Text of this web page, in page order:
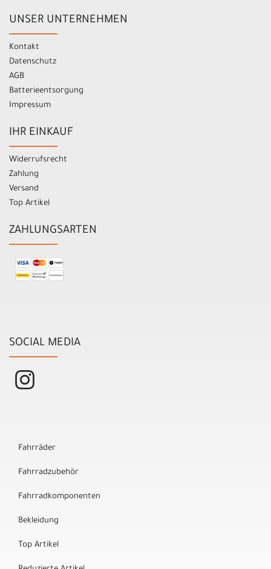
UNSER UNTERNEHMEN
Kontakt
Datenschutz
AGB
Batterieentsorgung
Impressum
IHR EINKAUF
Widerrufsrecht
Zahlung
Versand
Top Artikel
ZAHLUNGSARTEN
SOCIAL MEDIA
Fahrräder
Fahrradzubehör
Fahrradkomponenten
Bekleidung
Top Artikel